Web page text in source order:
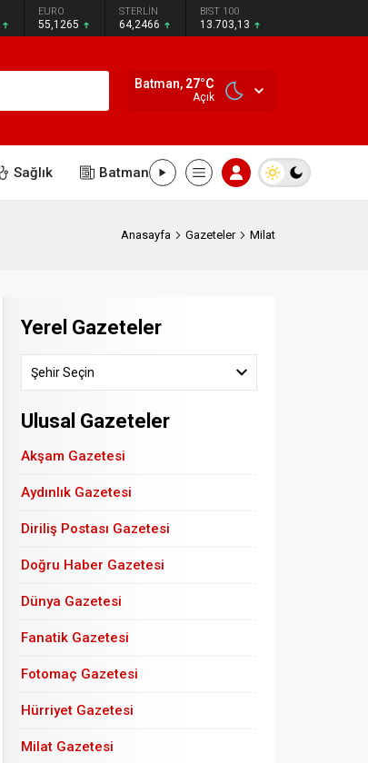
EURO
55,1265
STERLİN
64,2466
BIST 100
13.703,13
Batman, 27°C
Açık
Sağlık Batman
Anasayfa Gazeteler Milat
Yerel Gazeteler
Şehir Seçin
Ulusal Gazeteler
Akşam Gazetesi
Aydınlık Gazetesi
Diriliş Postası Gazetesi
Doğru Haber Gazetesi
Dünya Gazetesi
Fanatik Gazetesi
Fotomaç Gazetesi
Hürriyet Gazetesi
Milat Gazetesi